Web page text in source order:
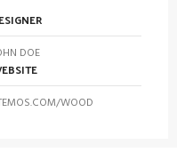
DOE
WOOD